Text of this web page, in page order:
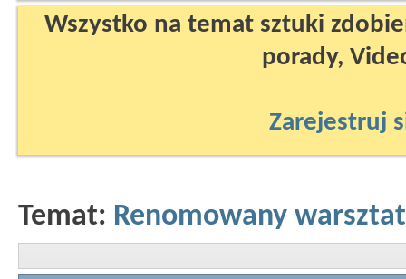
Wszystko na temat sztuki
porady,
Zarejestruj
Temat: Renomowany